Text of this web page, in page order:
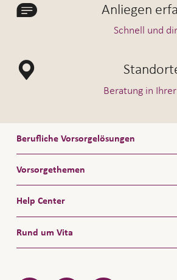
Anliegen
Schnell und
Beratung in
Berufliche Vorsorgelösungen
Vorsorgethemen
Help Center
Rund um Vita